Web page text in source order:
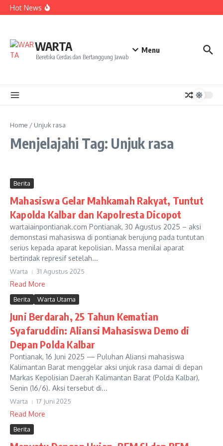
Lewati ke konten
Hot News
ke NCC 4 Bali
Sukseskan Kerja Bakti di Anjungan Melancar
WARTA
Beretika Cerdas dan Bertanggung Jawab
Menu
Home / Unjuk rasa
Menjelajahi Tag: Unjuk rasa
Berita
Mahasiswa Gelar Mahkamah Rakyat, Tuntut
Kapolda Kalbar dan Kapolresta Dicopot
wartaiainpontianak.com Pontianak, 30 Agustus 2025 – aksi
demonstasi mahasiswa di pontianak berujung pada tuntutan
serius kepada aparat kepolisian. Massa menilai aparat
bertindak represif setelah...
Warta 31 Agustus 2025
Read More
Berita Warta Utama
Juni Berdarah, 25 Tahun Kematian
Syafaruddin: Aliansi Mahasiswa Demo di
Depan Polda Kalbar
Pontianak, 16 Juni 2025 — Puluhan Aliansi mahasiswa
Kalimantan Barat menggelar aksi unjuk rasa damai di depan
Markas Kepolisian Daerah Kalimantan Barat (Polda Kalbar),
Senin (16/6). Aksi tersebut di...
Warta 17 Juni 2025
Read More
Berita